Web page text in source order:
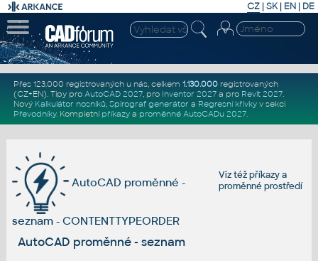
CZ | SK| EN | DE
Přes 123.000 registrovaných u nás, celkem 1.130.000registrovaných
(CZ+EN). Tipy pro AutoCAD 2027, pro Inventor 2027a pro Revit 2027.
Nový Kalkulátor nosníků, Spirograf generátor a Regresní křivkyv sekci
Převodníky. Kompletní příkazya proměnné AutoCADu 2027.
Viz téžpříkazya
proměnné prostředí
AutoCAD proměnné -
seznam - CONTENTTYPEORDER
AutoCAD proměnné - seznam